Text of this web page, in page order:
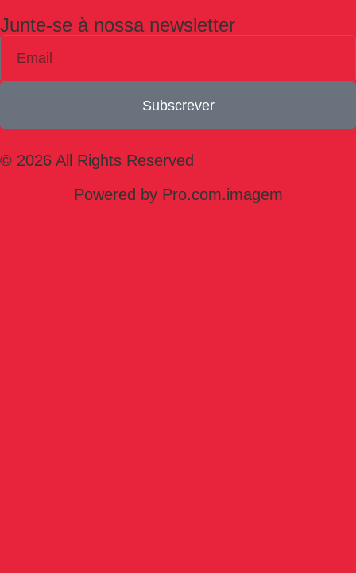
Junte-se à nossa newsletter
Subscrever
© 2026 All Rights Reserved
Powered by Pro.com.imagem